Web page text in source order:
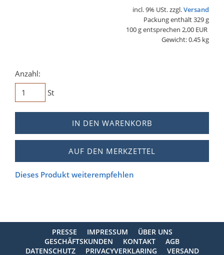
incl. 9% USt. zzgl.Versand
Packung enthält 329 g
100 g entsprechen 2,00 EUR
Gewicht: 0.45 kg
Anzahl:
St
IN DEN WARENKORB
AUF DEN MERKZETTEL
Dieses Produkt weiterempfehlen
PRESSE IMPRESSUM
ÜBER UNS
GESCHÄFTSKUNDEN
KONTAKT
AGB
DATENSCHUTZ
PRIVACYVERKLARING VERSAND